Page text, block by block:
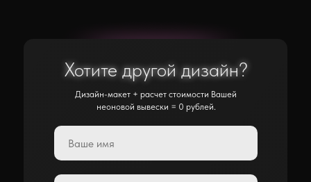
Хотите другой дизайн?
Дизайн-макет + расчет стоимости Вашей
неоновой вывески = 0 рублей.
Хотите другой дизайн?